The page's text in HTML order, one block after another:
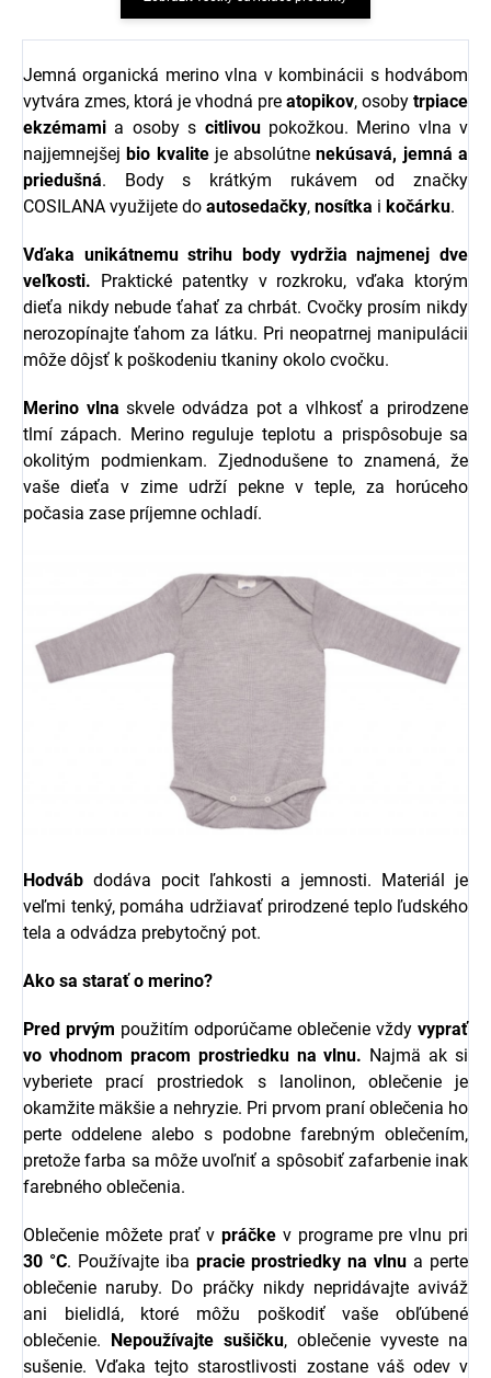
Jemná organická merino vlna v kombinácii s hodvábom
vytvára zmes, ktorá je vhodná pre atopikov, osoby trpiace
ekzémami a osoby s citlivoupokožkou. Merino vlna v
najjemnejšejbio kvaliteje absolútnenekúsavá, jemná a
priedušná. Body s krátkým rukávem od značky
COSILANA využijete do autosedačky, nosítka i kočárku.
Vďaka unikátnemu strihu body vydržia najmenej dve
veľkosti. Praktické patentky v rozkroku, vďaka ktorým
dieťa nikdy nebude ťahať za chrbát. Cvočky prosím nikdy
nerozopínajte ťahom za látku. Pri neopatrnej manipulácii
môže dôjsť k poškodeniu tkaniny okolo cvočku.
Merino vlna skvele odvádza pot a vlhkosť a prirodzene
tlmí zápach. Merino reguluje teplotu a prispôsobuje sa
okolitým podmienkam. Zjednodušene to znamená, že
vaše dieťa v zime udrží pekne v teple, za horúceho
počasia zase príjemne ochladí.
Hodváb dodáva pocit ľahkosti a jemnosti. Materiál je
veľmi tenký, pomáha udržiavať prirodzené teplo ľudského
tela a odvádza prebytočný pot.
Ako sa starať o merino?
Pred prvým použitím odporúčame oblečenie vždy vyprať
vo vhodnom pracom prostriedku na vlnu. Najmä ak si
vyberiete prací prostriedok s lanolinon, oblečenie je
okamžite mäkšie a nehryzie. Pri prvom praní oblečenia ho
perte oddelene alebo s podobne farebným oblečením,
pretože farba sa môže uvoľniť a spôsobiť zafarbenie inak
farebného oblečenia.
Oblečenie môžete prať vpráčke v programe pre vlnu pri
30 °C. Používajte iba pracie prostriedky na vlnu a perte
oblečenie naruby. Do práčky nikdy nepridávajte aviváž
ani bielidlá, ktoré môžu poškodiť vaše obľúbené
oblečenie. Nepoužívajte sušičku, oblečenie vyveste na
sušenie. Vďaka tejto starostlivosti zostane váš odev v